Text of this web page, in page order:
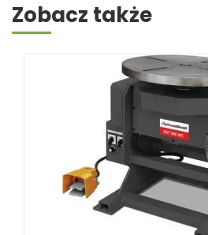
SPAWARKI
STOŁY SPAWALNICZE
SZLIFIERKI DO ELEKTROD
UCHWYTY DO OBROTNIKÓW
WYPOSAŻENIE DODATKOWE
KOSZT DOSTAWY
Zobacz także